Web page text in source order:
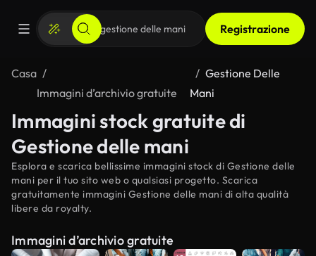
Registrazione
Casa
Immagini d’archivio gratuite
Gestione Delle
Mani
Immagini stock gratuite di
Gestione delle mani
Esplora e scarica bellissime immagini stock di Gestione delle
mani per il tuo sito web o qualsiasi progetto. Scarica
gratuitamente immagini Gestione delle mani di alta qualità
libere da royalty.
Immagini d’archivio gratuite